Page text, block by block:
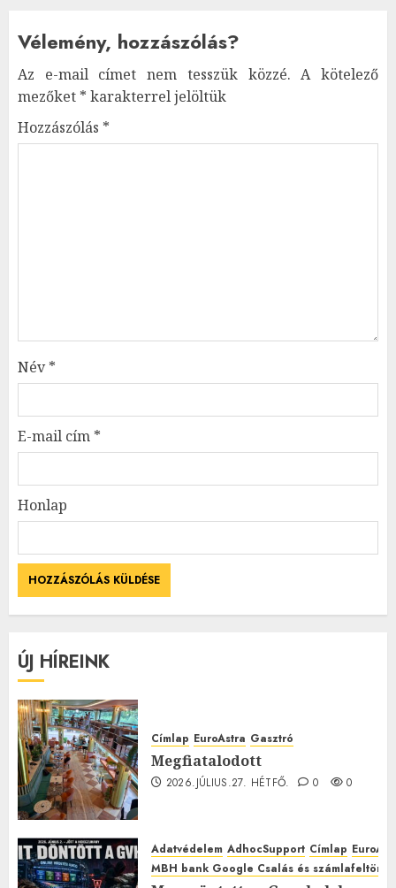
Vélemény, hozzászólás?
Az e-mail címet nem tesszük közzé. A kötelező
mezőket * karakterrel jelöltük
Hozzászólás *
Név*
E-mail cím *
Honlap
ÚJ HÍREINK
Címlap EuroAstra Gasztró
Megfiatalodott
2026.JÚLIUS.27. HÉTFŐ. 0 0
Adatvédelem AdhocSupport Címlap
MBH bank Google Csalás és